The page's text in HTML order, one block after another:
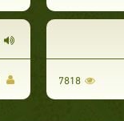
7818